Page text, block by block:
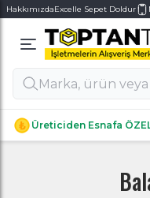
HakkımızdaExcelle Sepet Doldur
Üreticiden Esnafa
Alt Kategoriler
Alt Kategoriler